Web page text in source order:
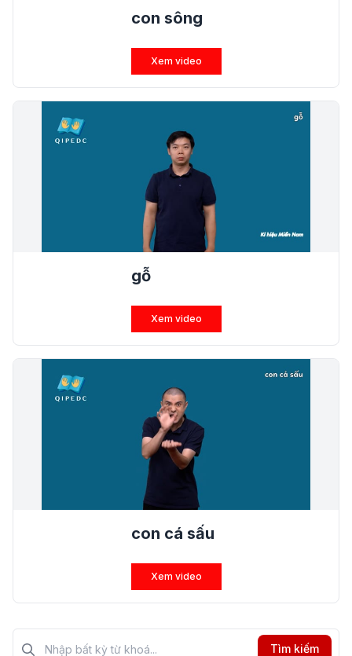
con sông
Xem video
gỗ
Xem video
con cá sấu
Xem video
Tìm kiếm?>
Tìm kiếm